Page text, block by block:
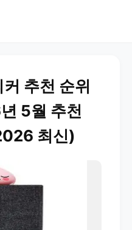
추천 순위
5월 추천
최신)